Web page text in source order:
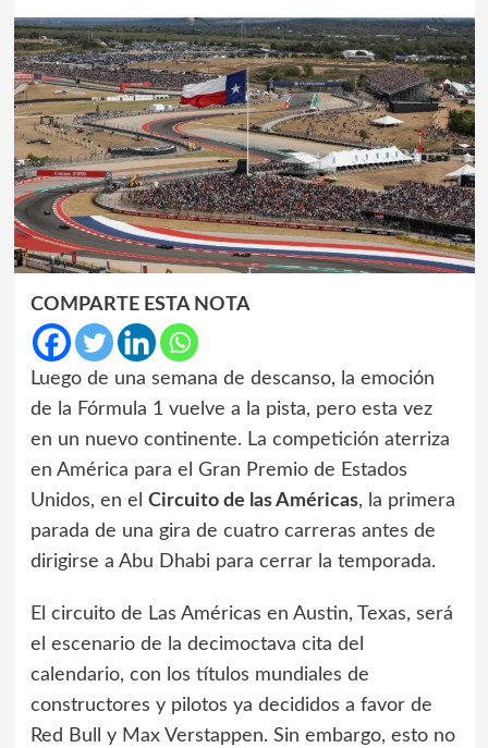
COMPARTE ESTA NOTA
Luego de una semana de descanso, la emoción
de la Fórmula 1 vuelve a la pista, pero esta vez
en un nuevo continente. La competición aterriza
en América para el Gran Premio de Estados
Unidos, en el Circuito de las Américas, la primera
parada de una gira de cuatro carreras antes de
dirigirse a Abu Dhabi para cerrar la temporada.
El circuito de Las Américas en Austin, Texas, será
el escenario de la decimoctava cita del
calendario, con los títulos mundiales de
constructores y pilotos ya decididos a favor de
Red Bull y Max Verstappen. Sin embargo, esto no